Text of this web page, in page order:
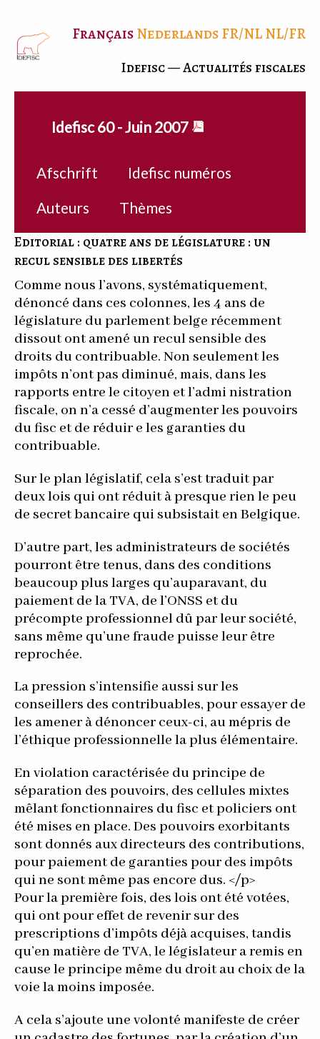
FrançaisNederlandsFR/NLNL/FR
Idefisc — Actualités fiscales
Idefisc 60 - Juin 2007
Afschrift
Idefisc numéros
Auteurs
Thèmes
Editorial : quatre ans de législature : un
recul sensible des libertés
Comme nous l’avons, systématiquement,
dénoncé dans ces colonnes, les 4 ans de
législature du parlement belge récemment
dissout ont amené un recul sensible des
droits du contribuable. Non seulement les
impôts n’ont pas diminué, mais, dans les
rapports entre le citoyen et l’admi nistration
fiscale, on n’a cessé d’augmenter les pouvoirs
du fisc et de réduir e les garanties du
contribuable.
Sur le plan législatif, cela s’est traduit par
deux lois qui ont réduit à presque rien le peu
de secret bancaire qui subsistait en Belgique.
D’autre part, les administrateurs de sociétés
pourront être tenus, dans des conditions
beaucoup plus larges qu’auparavant, du
paiement de la TVA, de l’ONSS et du
précompte professionnel dû par leur société,
sans même qu’une fraude puisse leur être
reprochée.
La pression s’intensifie aussi sur les
conseillers des contribuables, pour essayer de
les amener à dénoncer ceux-ci, au mépris de
l’éthique professionnelle la plus élémentaire.
En violation caractérisée du principe de
séparation des pouvoirs, des cellules mixtes
mêlant fonctionnaires du fisc et policiers ont
été mises en place. Des pouvoirs exorbitants
sont donnés aux directeurs des contributions,
pour paiement de garanties pour des impôts
qui ne sont même pas encore dus. </p>
Pour la première fois, des lois ont été votées,
qui ont pour effet de revenir sur des
prescriptions d’impôts déjà acquises, tandis
qu’en matière de TVA, le législateur a remis en
cause le principe même du droit au choix de la
voie la moins imposée.
A cela s’ajoute une volonté manifeste de créer